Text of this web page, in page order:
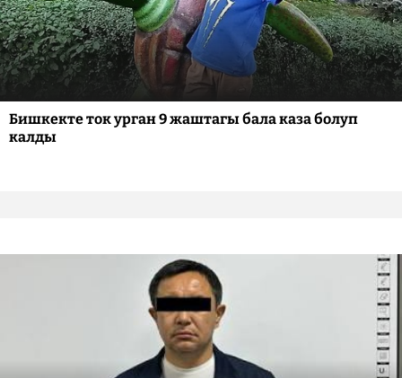
Бишкекте ток урган 9 жаштагы бала каза болуп
калды